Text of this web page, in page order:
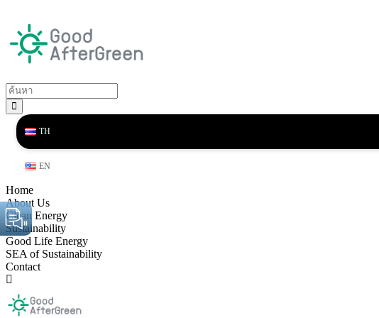
TH
EN
Home
About Us
Clean Energy
Sustainability
Good Life Energy
SEA of Sustainability
Contact